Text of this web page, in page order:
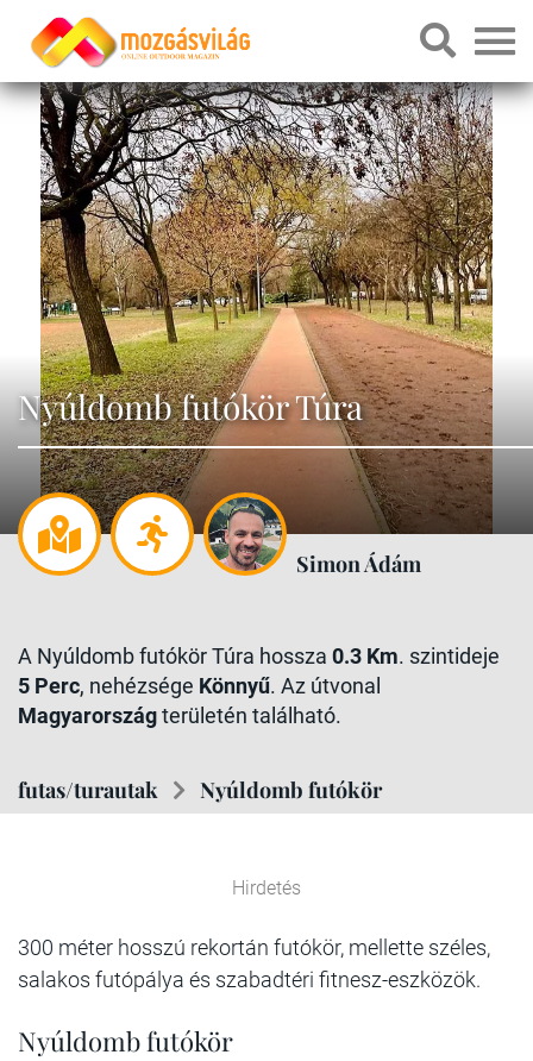
Nyúldomb futókör Túra
Simon Ádám
A Nyúldomb futókör Túra hossza 0.3 Km. szintideje
5 Perc, nehézsége Könnyű. Az útvonal
Magyarországterületén található.
futas/turautak Nyúldomb futókör
Hirdetés
300 méter hosszú rekortán futókör, mellette széles,
salakos futópálya és szabadtéri fitnesz-eszközök.
Nyúldomb futókör